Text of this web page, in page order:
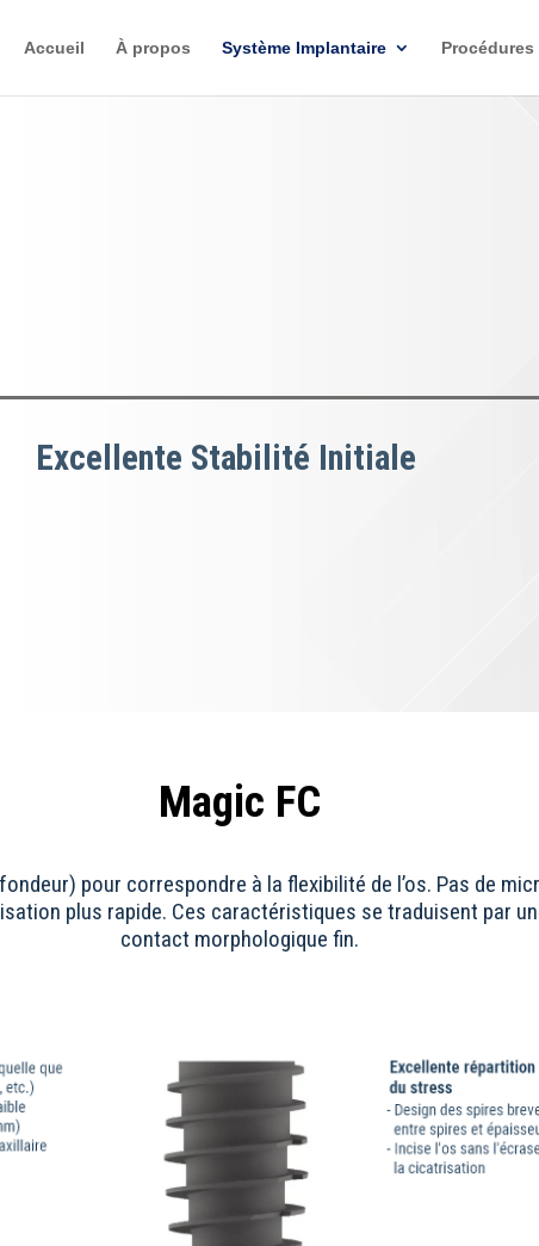
Accueil À propos Système Implantaire
Excellente Stabilité Initiale
Magic FC
pour correspondre à la flexibilité de l’os. Pas de
plus rapide. Ces caractéristiques se traduisent par
contact morphologique fin.